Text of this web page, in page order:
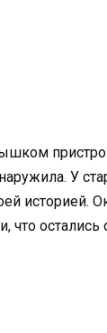
У
историей.
что